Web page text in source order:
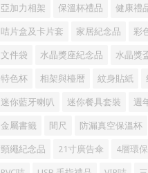
亞加力相架 保溫杯禮品 健康禮
咭片盒及卡片套 家居紀念品 彩
文件袋 水晶獎座紀念品 水晶獎
特色杯 相架與檯暦 紋身貼紙
迷你藍牙喇叭 迷你餐具套裝 週
金屬書籤 間尺 防漏真空保溫杯
頸繩紀念品 21寸廣告傘 4層環